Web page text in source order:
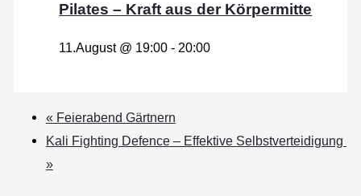
Pilates – Kraft aus der Körpermitte
11.August @ 19:00 - 20:00
« Feierabend Gärtnern
Kali Fighting Defence – Effektive Selbstverteidigung
»